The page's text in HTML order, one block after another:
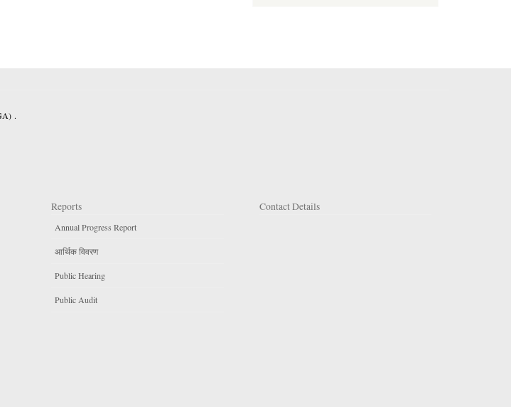
.
Reports
Annual Progress Report
आर्थिक विवरण
Public Hearing
Public Audit
Contact Details